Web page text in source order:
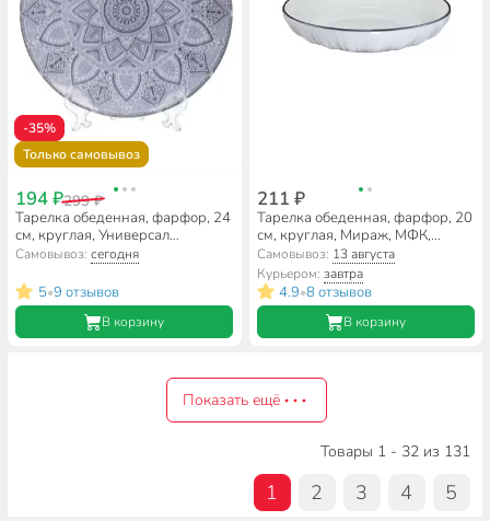
-35%
Только самовывоз
194 ₽299 ₽
Тарелка обеденная, фарфор, 24
см, круглая, Универсал
Вавилон, Добрушский
фарфоровый завод,
0С2442Ф34, серая
Самовывоз:сегодня
5•9 отзывов
В корзину
211 ₽
Тарелка обеденная, фарфор, 20
см, круглая, Мираж, МФК,
MFK21165
Самовывоз: 13 августа
Курьером: завтра
4.9•8 отзывов
В корзину
Показать ещё
Товары 1 - 32 из 131
1 2 3 4 5